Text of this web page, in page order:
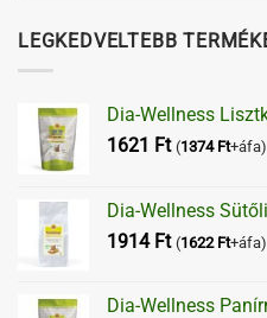
LEGKEDVELTEBB
Dia-Wellness
1621 Ft (1374 Ft+áfa)
Dia-Wellness
1914 Ft (1622 Ft+áfa)
Dia-Wellness